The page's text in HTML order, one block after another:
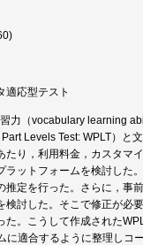
適応型テスト
力（vocabulary learning
Levels Test: WPLT）と
り，利用料金，カスタマ
ットフォームを検討した
定を行った。さらに，事
討した。そこで修正が必
。こうして作成された
適合するように整理しコ